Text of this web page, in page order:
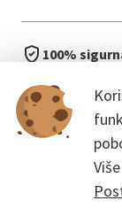
100%
bez